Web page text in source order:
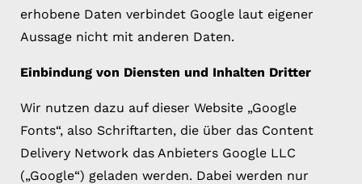
erhobene Daten verbindet Google laut eigener
Aussage nicht mit anderen Daten.
Einbindung von Diensten und Inhalten Dritter
Wir nutzen dazu auf dieser Website „Google
Fonts“, also Schriftarten, die über das Content
Delivery Network das Anbieters Google LLC
(„Google“) geladen werden. Dabei werden nur